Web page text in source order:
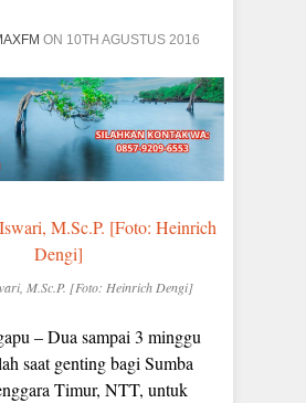
ON 10TH AGUSTUS 2016
M.Sc.P. [Foto: Heinrich Dengi]
– Dua sampai 3 minggu
saat genting bagi Sumba
Timur, NTT, untuk